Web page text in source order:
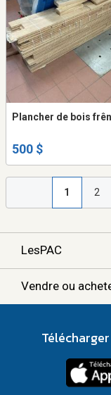
Plancher de bois
500 $
1 2
LesPAC
Vendre ou